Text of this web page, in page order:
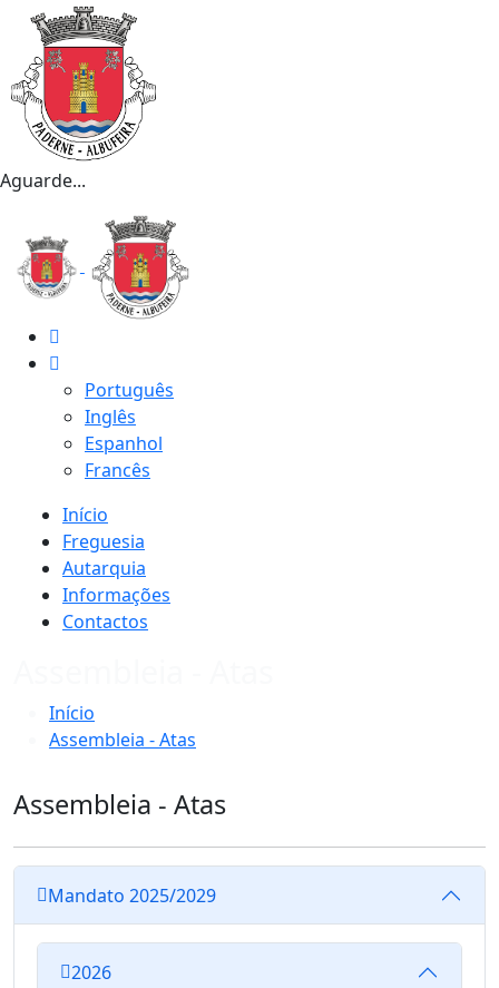
Aguarde...
Português
Inglês
Espanhol
Francês
Início
Freguesia
Autarquia
Informações
Contactos
Início
Assembleia - Atas
Assembleia - Atas
Mandato 2025/2029
2026